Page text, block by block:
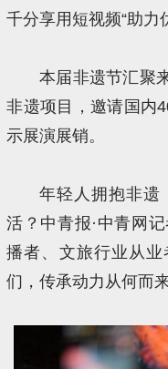
千分享用短视频“助力
本届非遗节汇聚
非遗项目，邀请国内
示展演展销。
年轻人拥抱非遗
活？中青报·中青网
播者、文旅行业从业
们，传承动力从何而